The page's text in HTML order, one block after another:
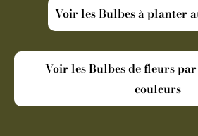
Voir les Bulbes à planter
Voir les Bulbes de fleurs
couleurs